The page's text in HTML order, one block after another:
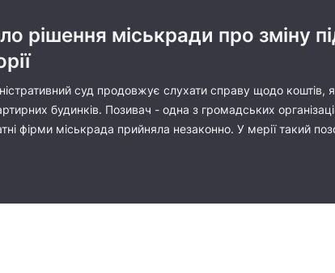
рішення міськради про зміну
суд продовжує слухати справу щодо коштів,
будинків. Позивач - одна з громадських
фірми міськрада прийняла незаконно. У мерії такий